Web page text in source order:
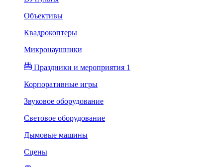
Объективы
Квадрокоптеры
Микронаушники
Праздники и мероприятия 1
Корпоративные игры
Звуковое оборудование
Световое оборудование
Дымовые машины
Сцены